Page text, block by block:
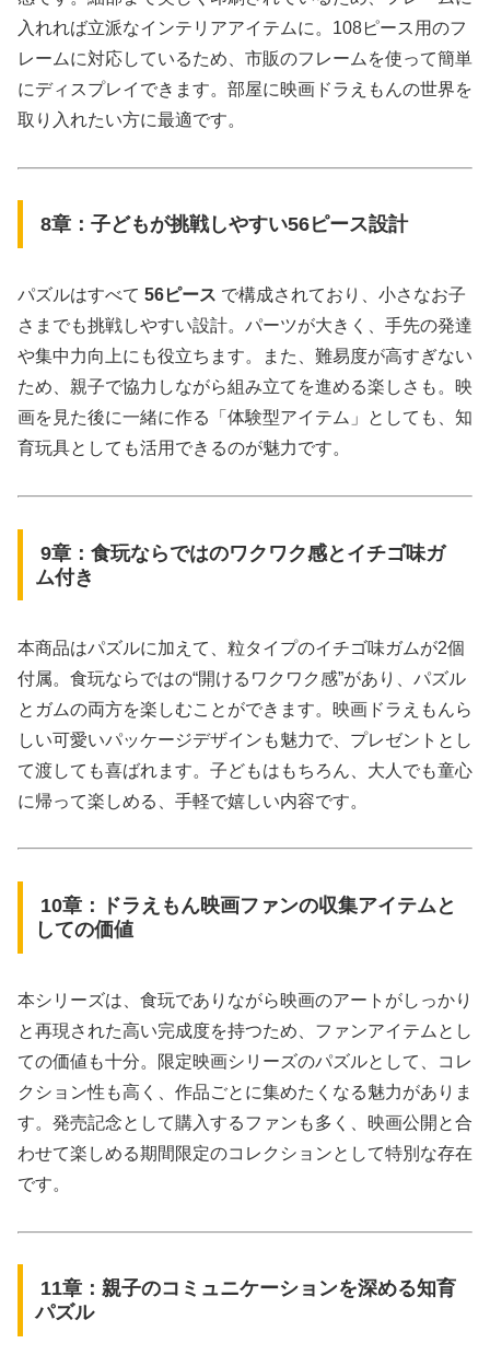
入れれば立派なインテリアアイテムに。108ピース用のフ
レームに対応しているため、市販のフレームを使って簡単
にディスプレイできます。部屋に映画ドラえもんの世界を
取り入れたい方に最適です。
8章：子どもが挑戦しやすい56ピース設計
パズルはすべて 56ピース で構成されており、小さなお子
さまでも挑戦しやすい設計。パーツが大きく、手先の発達
や集中力向上にも役立ちます。また、難易度が高すぎない
ため、親子で協力しながら組み立てを進める楽しさも。映
画を見た後に一緒に作る「体験型アイテム」としても、知
育玩具としても活用できるのが魅力です。
9章：食玩ならではのワクワク感とイチゴ味ガ
ム付き
本商品はパズルに加えて、粒タイプのイチゴ味ガムが2個
付属。食玩ならではの“開けるワクワク感”があり、パズル
とガムの両方を楽しむことができます。映画ドラえもんら
しい可愛いパッケージデザインも魅力で、プレゼントとし
て渡しても喜ばれます。子どもはもちろん、大人でも童心
に帰って楽しめる、手軽で嬉しい内容です。
10章：ドラえもん映画ファンの収集アイテムと
しての価値
本シリーズは、食玩でありながら映画のアートがしっかり
と再現された高い完成度を持つため、ファンアイテムとし
ての価値も十分。限定映画シリーズのパズルとして、コレ
クション性も高く、作品ごとに集めたくなる魅力がありま
す。発売記念として購入するファンも多く、映画公開と合
わせて楽しめる期間限定のコレクションとして特別な存在
です。
11章：親子のコミュニケーションを深める知育
パズル